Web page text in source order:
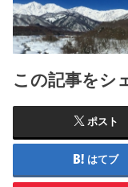
この記事をシ
ポスト
はてブ